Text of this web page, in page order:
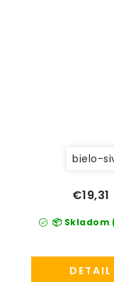
bielo-
📦 Skladom
€19,31
DETAIL